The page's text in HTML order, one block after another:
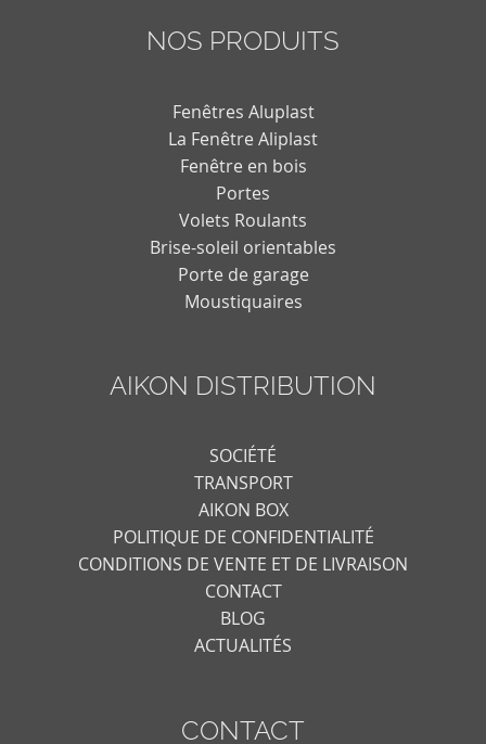
NOS PRODUITS
Fenêtres Aluplast
La Fenêtre Aliplast
Fenêtre en bois
Portes
Volets Roulants
Brise-soleil orientables
Porte de garage
Moustiquaires
AIKON DISTRIBUTION
SOCIÉTÉ
TRANSPORT
AIKON BOX
POLITIQUE DE CONFIDENTIALITÉ
CONDITIONS DE VENTE ET DE LIVRAISON
CONTACT
BLOG
ACTUALITÉS
CONTACT